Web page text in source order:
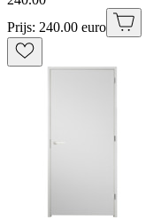
Prijs: 240.00 euro